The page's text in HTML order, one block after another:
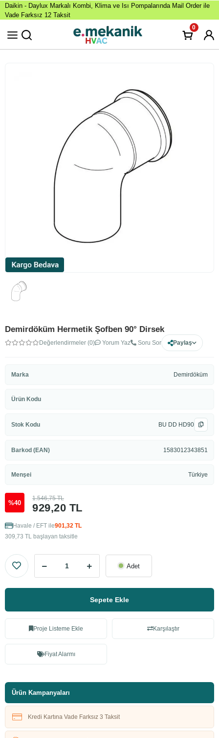
Daikin - Daylux Markalı Kombi, Klima ve Isı Pompalarında Mail Order ile
Vade Farksız 12 Taksit
0
Demirdöküm Hermetik Şofben 90° Dirsek
Değerlendirmeler (0) Yorum Yaz Soru Sor Paylaş
Marka Demirdöküm
Ürün Kodu
Stok Kodu BU DD HD90
Barkod (EAN) 1583012343851
Menşei Türkiye
%40 929,20 TL
1.546,75 TL
Havale / EFT ile901,32 TL
309,73 TL başlayan taksitle
Adet
Sepete Ekle
Proje Listeme Ekle Karşılaştır
Fiyat Alarmı
Ürün Kampanyaları
Kredi Kartına Vade Farksız 3 Taksit